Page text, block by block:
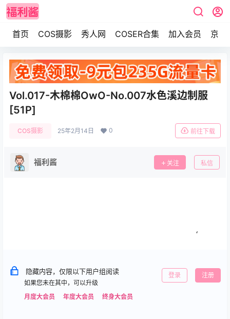
首页 COS摄影 秀人网 COSER合集 加入会员 京东
Vol.017-木棉棉OwO-No.007水色溪边制服
[51P]
COS摄影 25年2月14日 0 前往下载
福利酱 关注 私信
‘
隐藏内容，仅限以下用户组阅读
如果您未在其中，可以升级
月度大会员
年度大会员 终身大会员
登录 注册